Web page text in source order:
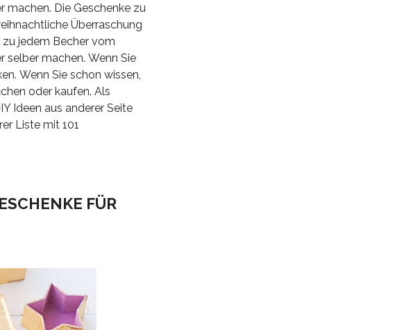
machen. Die Geschenke zu
Überraschung
jedem Becher vom
selber machen. Wenn Sie
Wenn Sie schon wissen,
oder kaufen. Als
Ideen aus anderer Seite
Liste mit 101
FÜR